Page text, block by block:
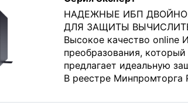
НАДЕЖНЫЕ ИБП
ДЛЯ ЗАЩИТЫ
Высокое качество online
преобразования,
предлагает идеальную
В реестре Минпромторга